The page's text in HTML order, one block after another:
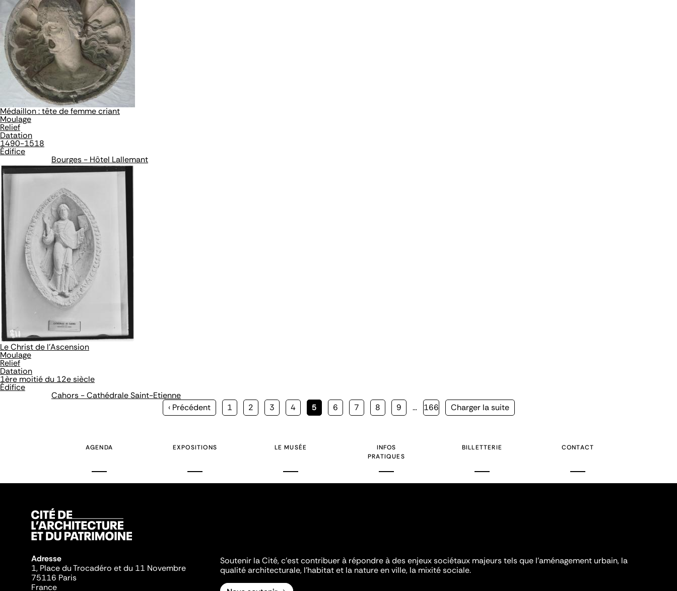
Médaillon : tête de femme criant
Moulage
Relief
Datation
1490-1518
Édifice
Bourges - Hôtel Lallemant
Le Christ de l'Ascension
Moulage
Relief
Datation
1ère moitié du 12e siècle
Édifice
Cahors - Cathédrale Saint-Etienne
Page
‹ Précédent Page
1 Page
2 Page
3 Page
4
Page
5 Page
6 Page
7 Page
8 Page
9 … Page
166
Page
Charger la suite
AGENDA EXPOSITIONS LE MUSÉE
INFOS
PRATIQUES
BILLETTERIE CONTACT
Adresse
1, Place du Trocadéro et du 11 Novembre
75116 Paris
France
Soutenir la Cité, c'est contribuer à répondre à des enjeux sociétaux majeurs tels que l'aménagement urbain, la
qualité architecturale, l'habitat et la nature en ville, la mixité sociale.